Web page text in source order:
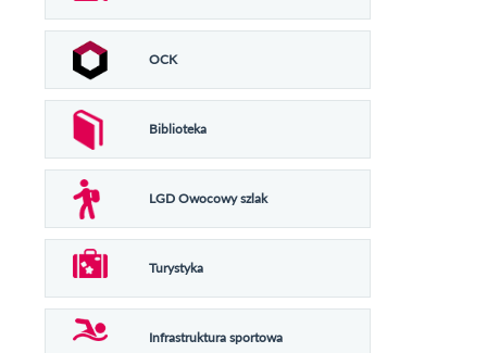
OCK
Biblioteka
LGD Owocowy szlak
Turystyka
Infrastruktura sportowa